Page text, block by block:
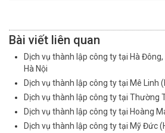
Bài viết liên quan
Dịch vụ thành lập công ty tại Hà
Hà Nội
Dịch vụ thành lập công ty tại Mê Linh
Dịch vụ thành lập công ty tại Thường
Dịch vụ thành lập công ty tại Hoàng
Dịch vụ thành lập công ty tại Mỹ Đức